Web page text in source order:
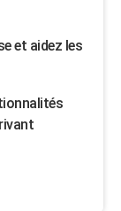
et aidez les